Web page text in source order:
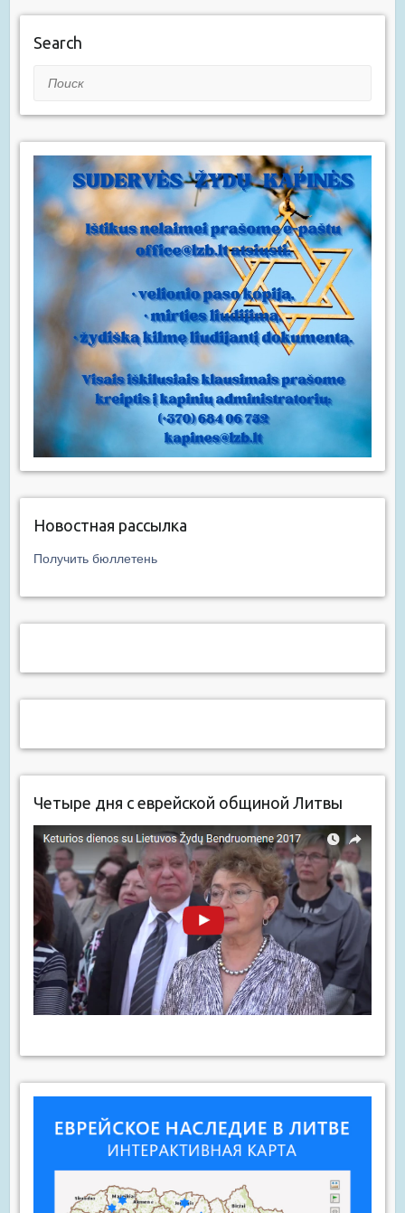
Search
Поиск
Новостная рассылка
Получить бюллетень
Четыре дня с еврейской общиной Литвы